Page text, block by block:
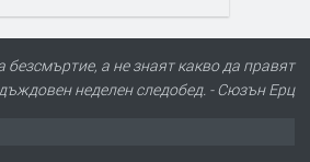
а не знаят какво да правят
неделен следобед. - Сюзън Ерц